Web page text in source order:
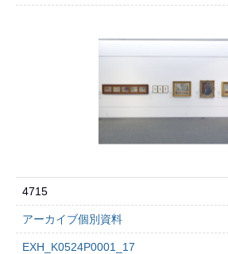
4715
アーカイブ個別資料
EXH_K0524P0001_17